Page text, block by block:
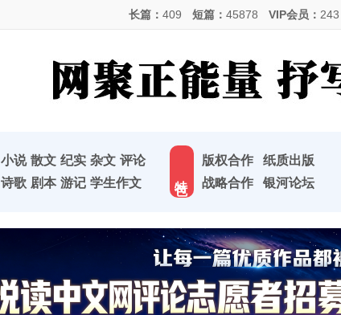
长篇： 409 短篇： 45878 VIP会员： 243
小说 散文 纪实 杂文 评论
诗歌 剧本 游记 学生作文
版权合作
纸质出版
战略合作
银河论坛